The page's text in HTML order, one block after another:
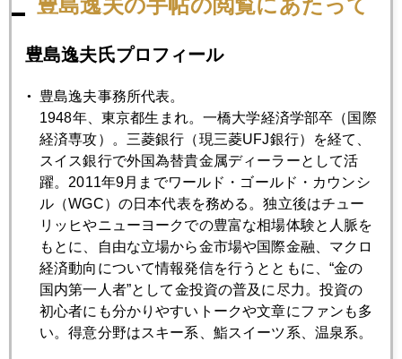
2024年01月19日
2024年01月18日
国際金価格、２０００ドル台を割り込むか
2024年01月17日
国際金価格スポット２０５０ドルから２０２０ドル台に急
2024年01月15日
豊島逸夫の手帖の閲覧にあたって
豊島逸夫氏プロフィール
豊島逸夫事務所代表。
1948年、東京都生まれ。一橋大学経済学部卒（国際
経済専攻）。三菱銀行（現三菱UFJ銀行）を経て、
スイス銀行で外国為替貴金属ディーラーとして活
躍。2011年9月までワールド・ゴールド・カウンシ
ル（WGC）の日本代表を務める。独立後はチュー
リッヒやニューヨークでの豊富な相場体験と人脈を
もとに、自由な立場から金市場や国際金融、マクロ
経済動向について情報発信を行うとともに、“金の
国内第一人者”として金投資の普及に尽力。投資の
初心者にも分かりやすいトークや文章にファンも多
い。得意分野はスキー系、鮨スイーツ系、温泉系。